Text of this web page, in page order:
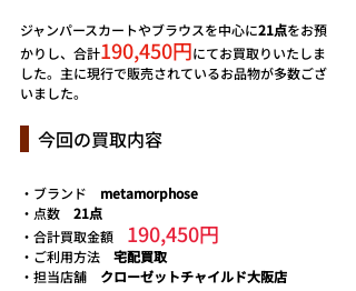
ジャンパースカートやブラウスを中心に21点をお預
かりし、合計190,450円にてお買取りいたしま
した。主に現行で販売されているお品物が多数ござ
いました。
  今回の買取内容
・ブランド metamorphose
・点数 21点
・合計買取金額 190,450円
・ご利用方法 宅配買取
・担当店舗 クローゼットチャイルド大阪店